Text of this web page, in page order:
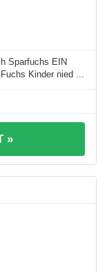
Sparfuchs EIN
Kinder nied ...
»